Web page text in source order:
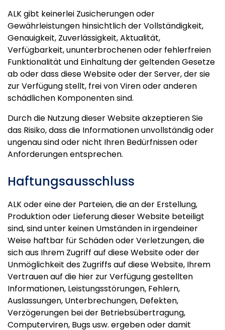
ALK gibt keinerlei Zusicherungen oder
Gewährleistungen hinsichtlich der Vollständigkeit,
Genauigkeit, Zuverlässigkeit, Aktualität,
Verfügbarkeit, ununterbrochenen oder fehlerfreien
Funktionalität und Einhaltung der geltenden Gesetze
ab oder dass diese Website oder der Server, der sie
zur Verfügung stellt, frei von Viren oder anderen
schädlichen Komponenten sind.
Durch die Nutzung dieser Website akzeptieren Sie
das Risiko, dass die Informationen unvollständig oder
ungenau sind oder nicht Ihren Bedürfnissen oder
Anforderungen entsprechen.
Haftungsausschluss
ALK oder eine der Parteien, die an der Erstellung,
Produktion oder Lieferung dieser Website beteiligt
sind, sind unter keinen Umständen in irgendeiner
Weise haftbar für Schäden oder Verletzungen, die
sich aus Ihrem Zugriff auf diese Website oder der
Unmöglichkeit des Zugriffs auf diese Website, Ihrem
Vertrauen auf die hier zur Verfügung gestellten
Informationen, Leistungsstörungen, Fehlern,
Auslassungen, Unterbrechungen, Defekten,
Verzögerungen bei der Betriebsübertragung,
Computerviren, Bugs usw. ergeben oder damit